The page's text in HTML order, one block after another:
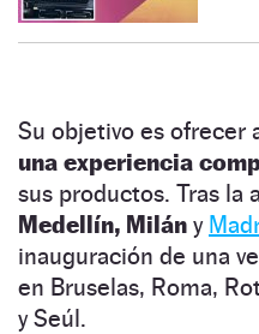
Su objetivo es ofrecer
una experiencia
sus productos. Tras la
Medellín, Milán y
inauguración de una
en Bruselas, Roma,
y Seúl.